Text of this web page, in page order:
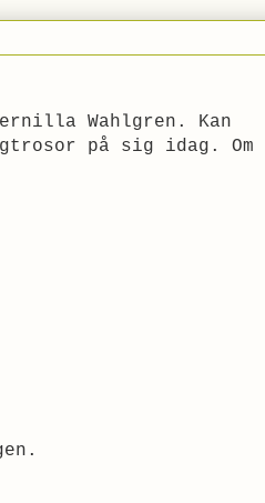
Wahlgren. Kan
på sig idag. Om